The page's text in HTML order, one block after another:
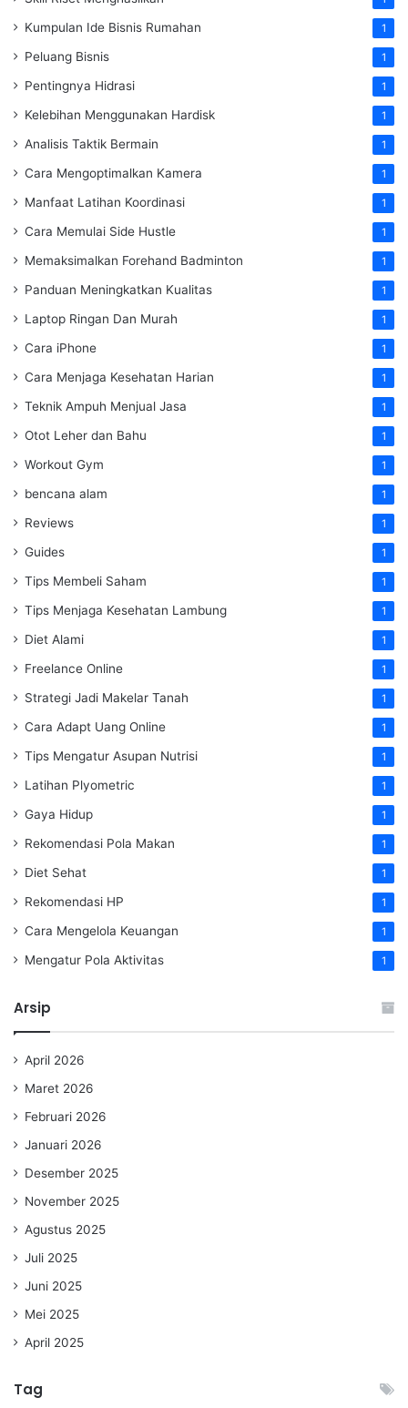
Kumpulan Ide Bisnis Rumahan 1
Peluang Bisnis 1
Pentingnya Hidrasi 1
Kelebihan Menggunakan Hardisk 1
Analisis Taktik Bermain 1
Cara Mengoptimalkan Kamera 1
Manfaat Latihan Koordinasi 1
Cara Memulai Side Hustle 1
Memaksimalkan Forehand Badminton 1
Panduan Meningkatkan Kualitas 1
Laptop Ringan Dan Murah 1
Cara iPhone 1
Cara Menjaga Kesehatan Harian 1
Teknik Ampuh Menjual Jasa 1
Otot Leher dan Bahu 1
Workout Gym 1
bencana alam 1
Reviews 1
Guides 1
Tips Membeli Saham 1
Tips Menjaga Kesehatan Lambung 1
Diet Alami 1
Freelance Online 1
Strategi Jadi Makelar Tanah 1
Cara Adapt Uang Online 1
Tips Mengatur Asupan Nutrisi 1
Latihan Plyometric 1
Gaya Hidup 1
Rekomendasi Pola Makan 1
Diet Sehat 1
Rekomendasi HP 1
Cara Mengelola Keuangan 1
Mengatur Pola Aktivitas 1
Arsip
April 2026
Maret 2026
Februari 2026
Januari 2026
Desember 2025
November 2025
Agustus 2025
Juli 2025
Juni 2025
Mei 2025
April 2025
Tag